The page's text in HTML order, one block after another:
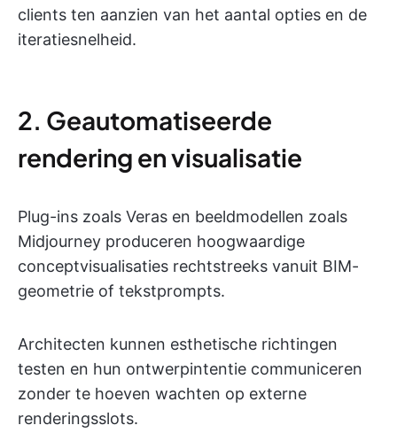
clients ten aanzien van het aantal opties en de
iteratiesnelheid.
2. Geautomatiseerde
rendering en visualisatie
Plug-ins zoals Veras en beeldmodellen zoals
Midjourney produceren hoogwaardige
conceptvisualisaties rechtstreeks vanuit BIM-
geometrie of tekstprompts.
Architecten kunnen esthetische richtingen
testen en hun ontwerpintentie communiceren
zonder te hoeven wachten op externe
renderingsslots.